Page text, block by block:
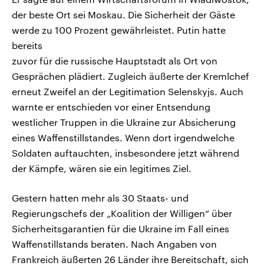
der beste Ort sei Moskau. Die Sicherheit der Gäste
werde zu 100 Prozent gewährleistet. Putin hatte
bereits
zuvor für die russische Hauptstadt als Ort von
Gesprächen plädiert. Zugleich äußerte der Kremlchef
erneut Zweifel an der Legitimation Selenskyjs. Auch
warnte er entschieden vor einer Entsendung
westlicher Truppen in die Ukraine zur Absicherung
eines Waffenstillstandes. Wenn dort irgendwelche
Soldaten auftauchten, insbesondere jetzt während
der Kämpfe, wären sie ein legitimes Ziel.
Gestern hatten mehr als 30 Staats- und
Regierungschefs der „Koalition der Willigen“ über
Sicherheitsgarantien für die Ukraine im Fall eines
Waffenstillstands beraten. Nach Angaben von
Frankreich äußerten 26 Länder ihre Bereitschaft, sich